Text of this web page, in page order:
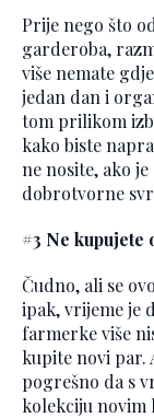
Prije nego što
garderoba,
više nemate
jedan dan i
tom prilikom
kako biste
ne nosite, ako
dobrotvorne
#3 Ne kupujete
Čudno, ali se
ipak, vrijeme je
farmerke više
kupite novi par.
pogrešno da s
kolekciju novim